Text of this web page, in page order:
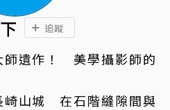
追蹤
師遺作！ 美學攝影師的
崎山城 在石階縫隙間與